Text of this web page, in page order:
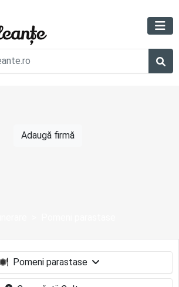
Adaugă firmă